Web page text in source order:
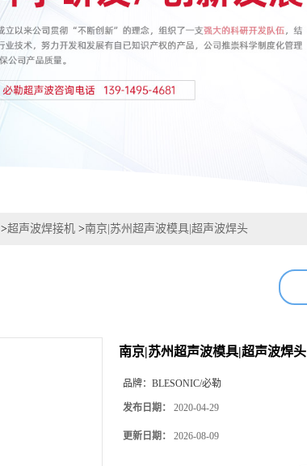
>超声波焊接机 >南京|苏州超声波模具|超声波焊头
南京|苏州超声波模具|超声波焊头
品牌： BLESONIC/必勒
发布日期： 2020-04-29
更新日期： 2026-08-09